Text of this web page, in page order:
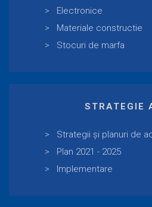
Electronice
Materiale constructie
Stocuri de marfa
STRATEGIE
Strategii și planuri de
Plan 2021 - 2025
Implementare